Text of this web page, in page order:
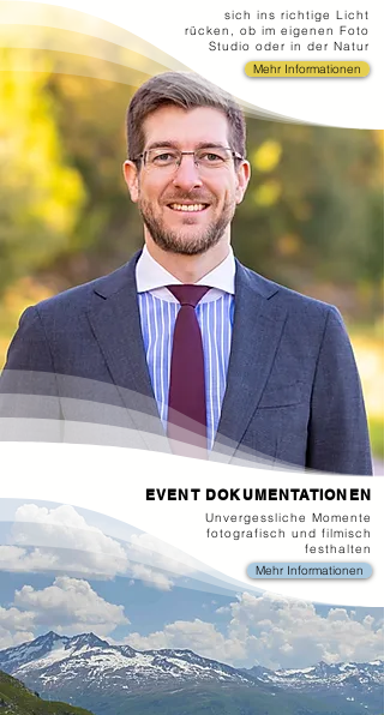
sich ins richtige Licht
rücken, ob im eigenen Foto
Studio oder in der Natur
Mehr Informationen
EVENT DOKUMENTATIONEN
Unvergessliche Momente
fotografisch und filmisch
festhalten
Mehr Informationen